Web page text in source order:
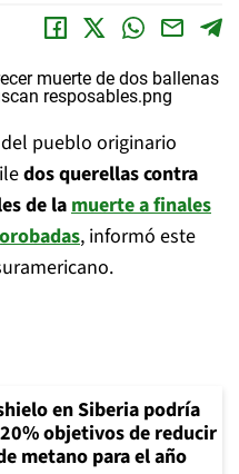
pueblo originario
dos querellas contra
de lamuerte a finales
, informó este
en Siberia podría
objetivos de reducir
metano para el año